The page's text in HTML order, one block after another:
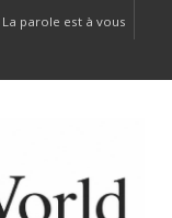
La parole est à vous